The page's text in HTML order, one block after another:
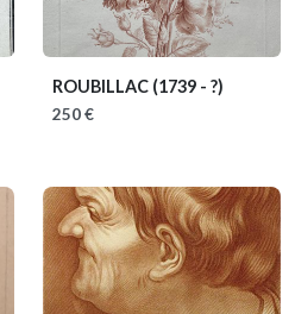
ROUBILLAC (1739 - ?)
250 €